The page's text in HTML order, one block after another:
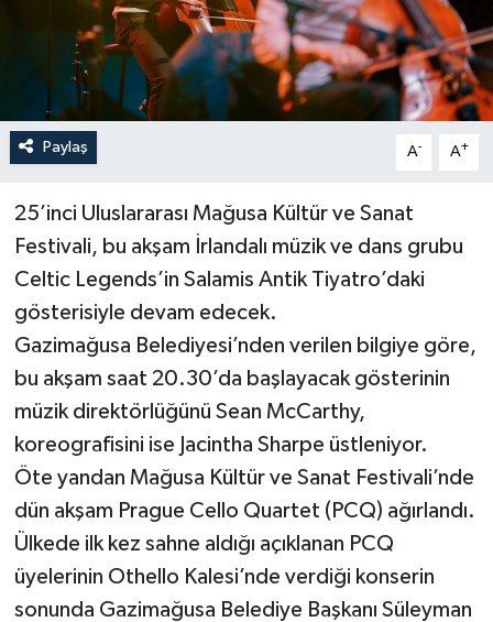
Paylaş A- A+
25’inci Uluslararası Mağusa Kültür ve Sanat
Festivali, bu akşam İrlandalı müzik ve dans grubu
Celtic Legends’in Salamis Antik Tiyatro’daki
gösterisiyle devam edecek.
Gazimağusa Belediyesi’nden verilen bilgiye göre,
bu akşam saat 20.30’da başlayacak gösterinin
müzik direktörlüğünü Sean McCarthy,
koreografisini ise Jacintha Sharpe üstleniyor.
Öte yandan Mağusa Kültür ve Sanat Festivali’nde
dün akşam Prague Cello Quartet (PCQ) ağırlandı.
Ülkede ilk kez sahne aldığı açıklanan PCQ
üyelerinin Othello Kalesi’nde verdiği konserin
sonunda Gazimağusa Belediye Başkanı Süleyman